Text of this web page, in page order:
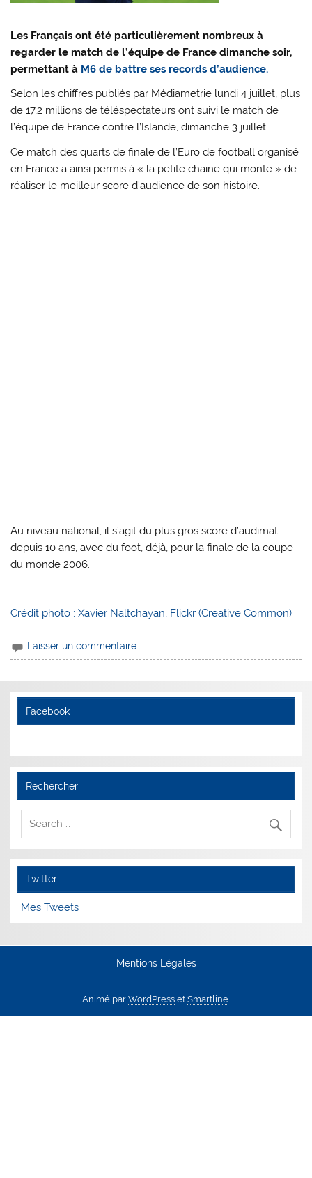
Les Français ont été particulièrement nombreux à
regarder le match de l’équipe de France dimanche soir,
permettant à M6 de battre ses records d’audience.
Selon les chiffres publiés par Médiametrie lundi 4 juillet, plus
de 17,2 millions de téléspectateurs ont suivi le match de
l’équipe de France contre l’Islande, dimanche 3 juillet.
Ce match des quarts de finale de l’Euro de football organisé
en France a ainsi permis à « la petite chaine qui monte » de
réaliser le meilleur score d’audience de son histoire.
Au niveau national, il s’agit du plus gros score d’audimat
depuis 10 ans, avec du foot, déjà, pour la finale de la coupe
du monde 2006.
Crédit photo : Xavier Naltchayan, Flickr (Creative Common)
Laisser un commentaire
Facebook
Rechercher
Twitter
Mes Tweets
Mentions Légales
Animé par WordPress et Smartline.